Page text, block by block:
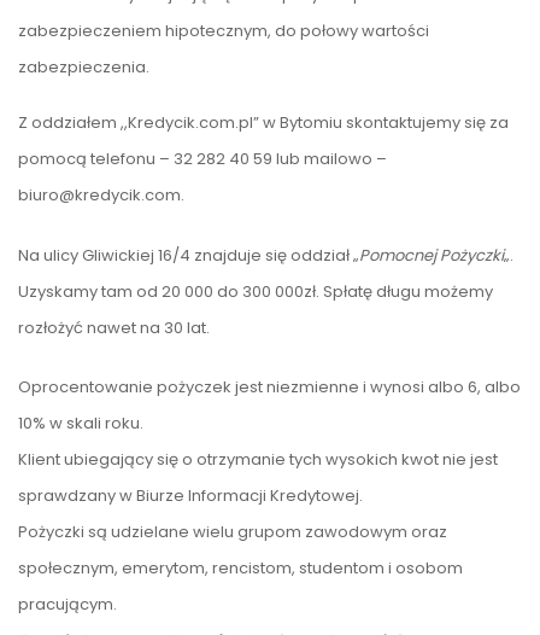
zabezpieczeniem hipotecznym, do połowy wartości
zabezpieczenia.
Z oddziałem ,,Kredycik.com.pl” w Bytomiu skontaktujemy się za
pomocą telefonu – 32 282 40 59 lub mailowo –
biuro@kredycik.com.
Na ulicy Gliwickiej 16/4 znajduje się oddział „Pomocnej Pożyczki„.
Uzyskamy tam od 20 000 do 300 000zł. Spłatę długu możemy
rozłożyć nawet na 30 lat.
Oprocentowanie pożyczek jest niezmienne i wynosi albo 6, albo
10% w skali roku.
Klient ubiegający się o otrzymanie tych wysokich kwot nie jest
sprawdzany w Biurze Informacji Kredytowej.
Pożyczki są udzielane wielu grupom zawodowym oraz
społecznym, emerytom, rencistom, studentom i osobom
pracującym.